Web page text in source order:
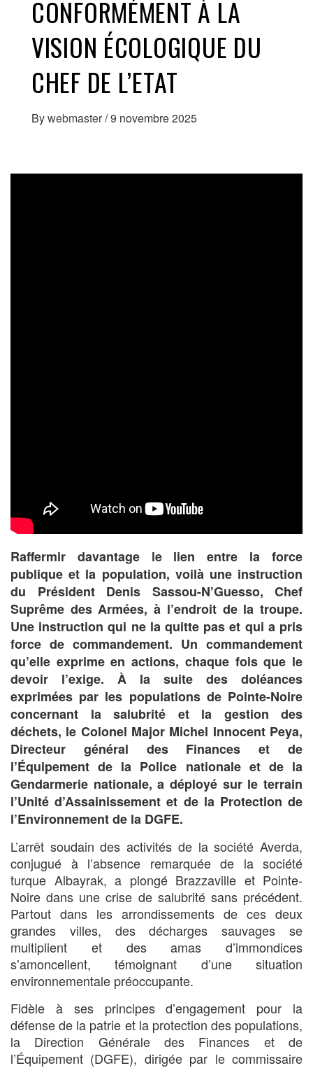
CONFORMÉMENT À LA
VISION ÉCOLOGIQUE DU
CHEF DE L’ETAT
Bywebmaster/9 novembre 2025
Raffermir davantage le lien entre la force
publique et la population, voilà une instruction
du Président Denis Sassou-N’Guesso, Chef
Suprême des Armées, à l’endroit de la troupe.
Une instruction qui ne la quitte pas et qui a pris
force de commandement. Un commandement
qu’elle exprime en actions, chaque fois que le
devoir l’exige. À la suite des doléances
exprimées par les populations de Pointe-Noire
concernant la salubrité et la gestion des
déchets, le Colonel Major Michel Innocent Peya,
Directeur général des Finances et de
l’Équipement de la Police nationale et de la
Gendarmerie nationale, a déployé sur le terrain
l’Unité d’Assainissement et de la Protection de
l’Environnement de la DGFE.
L’arrêt soudain des activités de la société Averda,
conjugué à l’absence remarquée de la société
turque Albayrak, a plongé Brazzaville et Pointe-
Noire dans une crise de salubrité sans précédent.
Partout dans les arrondissements de ces deux
grandes villes, des décharges sauvages se
multiplient et des amas d’immondices
s’amoncellent, témoignant d’une situation
environnementale préoccupante.
Fidèle à ses principes d’engagement pour la
défense de la patrie et la protection des populations,
la Direction Générale des Finances et de
l’Équipement (DGFE), dirigée par le commissaire